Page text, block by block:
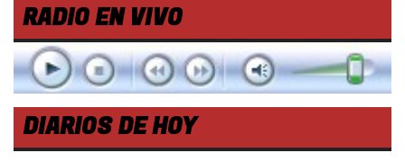
RADIO EN VIVO
DIARIOS DE HOY